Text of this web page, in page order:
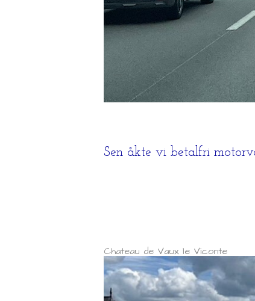
Sen åkte vi betalfri
Chateau de Vaux le Viconte